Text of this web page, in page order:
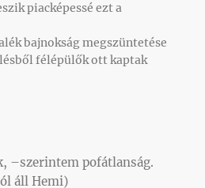
piacképessé ezt a
bajnokság megszüntetése
félépülők ott kaptak
–szerintem pofátlanság.
áll Hemi)